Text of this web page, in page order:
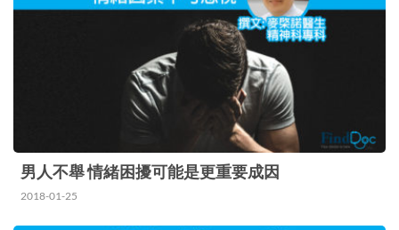
個人的體質相異，在沒有專業醫生處方下胡亂服食
藥物，更可能會出現反效果或副作用，例如過量服
男人不舉 情緒困擾可能是更重要成因
2018-01-25